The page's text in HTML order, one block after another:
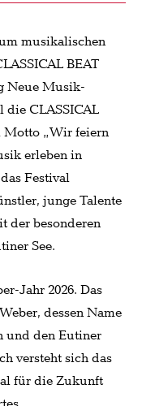
musikalischen
BEAT
Neue Musik-
CLASSICAL
Motto „Wir feiern
erleben in
Festival
junge Talente
der besonderen
See.
Jahr 2026. Das
dessen Name
und den Eutiner
versteht sich das
für die Zukunft